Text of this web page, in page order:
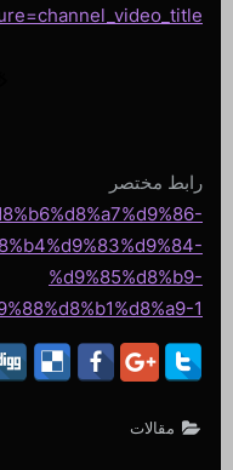
رابط مختصر
%d9%85%d8%b9-
1/
مقالات